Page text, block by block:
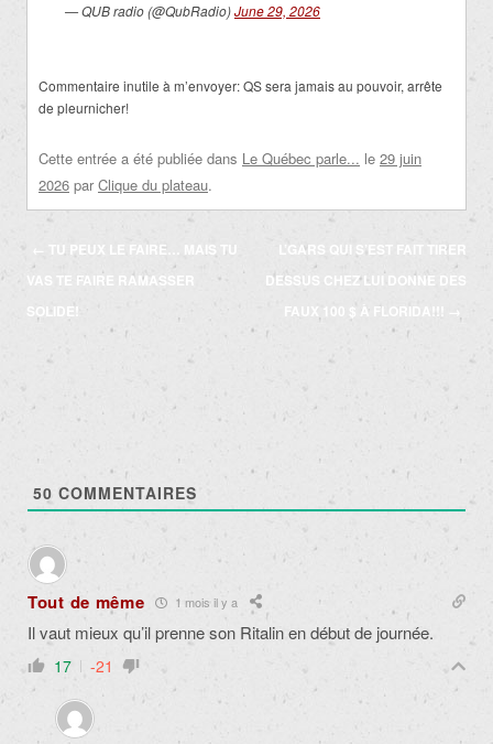
— QUB radio (@QubRadio)June 29, 2026
Commentaire inutile à m’envoyer: QS sera jamais au pouvoir, arrête
de pleurnicher!
Cette entrée a été publiée dans Le Québec parle... le 29 juin
2026 par Clique du plateau.
Navigation
des
articles
← TU PEUX LE FAIRE… MAIS TU
VAS TE FAIRE RAMASSER
SOLIDE!
L’GARS QUI S’EST FAIT TIRER
DESSUS CHEZ LUI DONNE DES
FAUX 100 $ À FLORIDA!!!
→
50 COMMENTAIRES
Tout de même 1 mois il y a
Il vaut mieux qu’il prenne son Ritalin en début de journée.
17 -21